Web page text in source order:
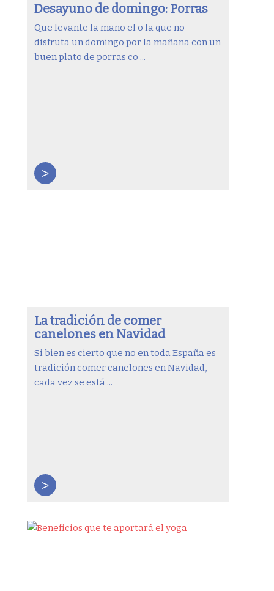
Desayuno de domingo: Porras
Que levante la mano el o la que no
disfruta un domingo por la mañana con un
buen plato de porras co ...
>
La tradición de comer
canelones en Navidad
Si bien es cierto que no en toda España es
tradición comer canelones en Navidad,
cada vez se está ...
>